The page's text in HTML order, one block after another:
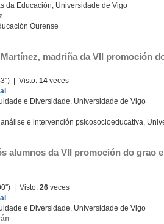
da Educación, Universidade de Vigo
Ourense
madriña da VII promoción
| Visto:14 veces
e Diversidade, Universidade de Vigo
e intervención psicosocioeducativa,
alumnos da VII promoción do grao
| Visto:26 veces
e Diversidade, Universidade de Vigo